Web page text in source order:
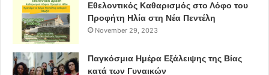
Εθελοντικός Καθαρισμός στο Λόφο του
Προφήτη Ηλία στη Νέα Πεντέλη
November 29, 2023
Παγκόσμια Ημέρα Εξάλειψης της Βίας
κατά των Γυναικών